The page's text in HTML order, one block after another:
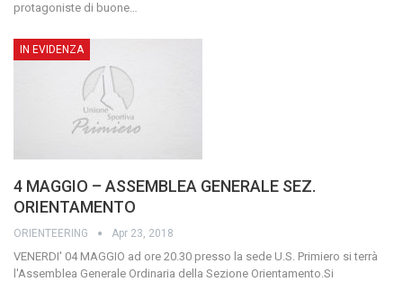
protagoniste di buone
IN EVIDENZA
4 MAGGIO – ASSEMBLEA GENERALE SEZ.
ORIENTAMENTO
ORIENTEERING Apr 23, 2018
VENERDI' 04 MAGGIO ad ore 20.30 presso la sede U.S. Primiero si terrà
l'Assemblea Generale Ordinaria della Sezione Orientamento.Si